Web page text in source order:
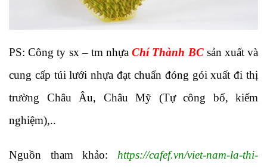
PS: Công ty sx – tm nhựaChí Thành BCsản xuất và
cung cấp túi lưới nhựa đạt chuẩn đóng gói xuất đi thị
trường Châu Âu, Châu Mỹ (Tự công bố, kiểm
nghiệm),..
Nguồn tham khảo: https://cafef.vn/viet-nam-la-thi-